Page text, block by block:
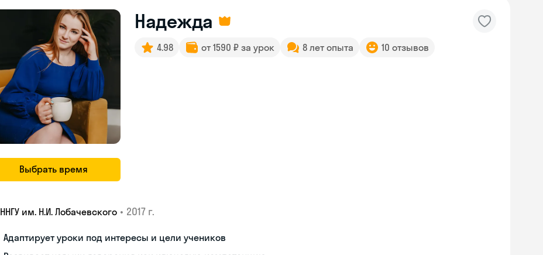
Выбрать время
Надежда
4.98 от 1590 ₽ за урок 8 лет опыта 10 отзывов
ННГУ им. Н.И. Лобачевского • 2017 г.
Адаптирует уроки под интересы и цели учеников